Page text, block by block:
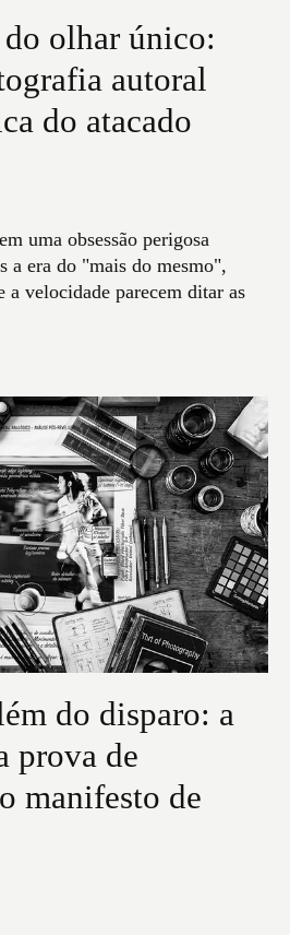
olhar único:
autoral
do atacado
uma obsessão perigosa
a era do "mais do mesmo",
a velocidade parecem ditar as
do disparo: a
prova de
manifesto de